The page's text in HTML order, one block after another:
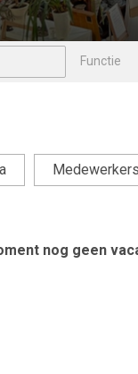
Medewerkers
nog geen